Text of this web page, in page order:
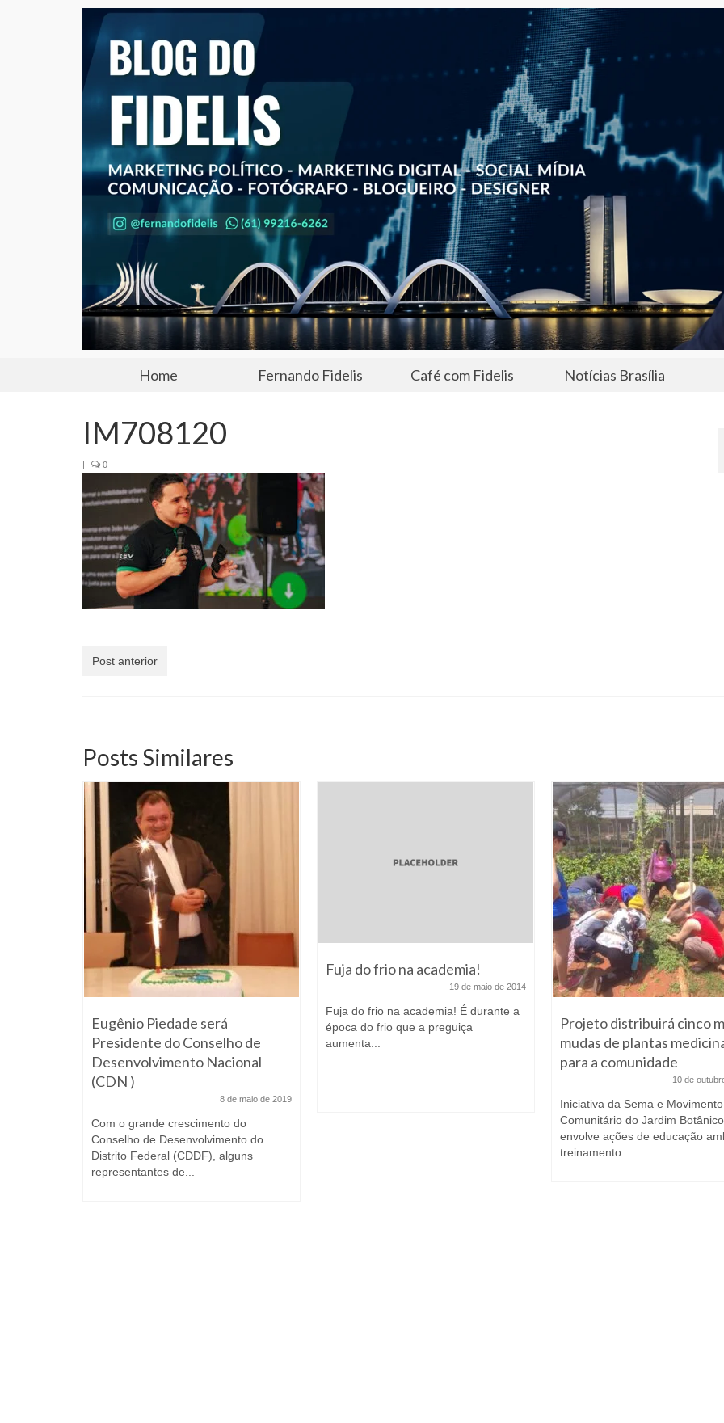
Home Fernando Fidelis Café com Fidelis Notícias Brasília
IM708120
| 0
Post anterior
Posts Similares
Eugênio Piedade será
Presidente do Conselho de
Desenvolvimento Nacional
(CDN )
8 de maio de 2019
Com o grande crescimento do
Conselho de Desenvolvimento do
Distrito Federal (CDDF), alguns
representantes de...
Fuja do frio na academia!
19 de maio de 2014
Fuja do frio na academia! É durante a
época do frio que a preguiça
aumenta...
Projeto distribuirá cinco
mudas de plantas
para a comunidade
10 de
Iniciativa da Sema e Movimento
Comunitário do Jardim Botânico
envolve ações de educação
treinamento...